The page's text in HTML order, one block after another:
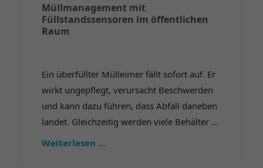
Müllmanagement mit
Füllstandssensoren im öffentlichen
Raum
Ein überfüllter Mülleimer fällt sofort auf. Er
wirkt ungepflegt, verursacht Beschwerden
und kann dazu führen, dass Abfall daneben
landet. Gleichzeitig werden viele Behälter ...
Weiterlesen …